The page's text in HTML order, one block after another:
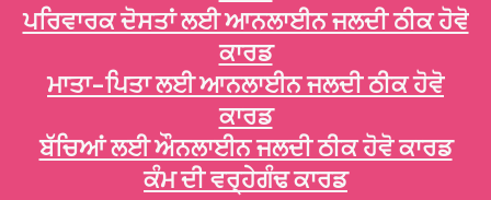
ਪਰਿਵਾਰਕ ਦੋਸਤਾਂ ਲਈ ਆਨਲਾਈਨ ਜਲਦੀ ਠੀਕ ਹੋਵੋ
ਕਾਰਡ
ਮਾਤਾ-ਪਿਤਾ ਲਈ ਆਨਲਾਈਨ ਜਲਦੀ ਠੀਕ ਹੋਵੋ
ਕਾਰਡ
ਬੱਚਿਆਂ ਲਈ ਔਨਲਾਈਨ ਜਲਦੀ ਠੀਕ ਹੋਵੋ ਕਾਰਡ
ਕੰਮ ਦੀ ਵਰ੍ਹੇਗੰਢ ਕਾਰਡ